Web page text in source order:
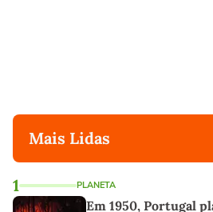
Mais Lidas
1 PLANETA
Em 1950, Portugal